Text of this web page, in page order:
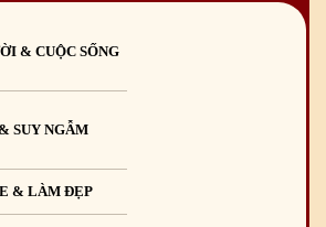
& CUỘC SỐNG
SUY NGẪM
& LÀM ĐẸP